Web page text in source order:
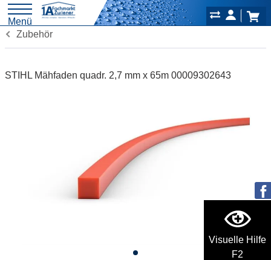
Visuelle Hilfe
F2
Menü
Zubehör
STIHL Mähfaden quadr. 2,7 mm x 65m 00009302643